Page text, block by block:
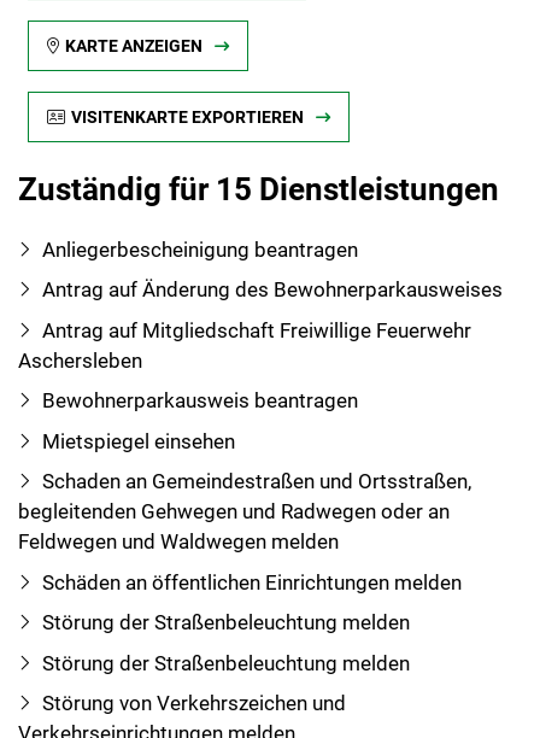
KARTE ANZEIGEN
VISITENKARTE EXPORTIEREN
Zuständig für 15 Dienstleistungen
Anliegerbescheinigung beantragen
Antrag auf Änderung des Bewohnerparkausweises
Antrag auf Mitgliedschaft Freiwillige Feuerwehr
Aschersleben
Bewohnerparkausweis beantragen
Mietspiegel einsehen
Schaden an Gemeindestraßen und Ortsstraßen,
begleitenden Gehwegen und Radwegen oder an
Feldwegen und Waldwegen melden
Schäden an öffentlichen Einrichtungen melden
Störung der Straßenbeleuchtung melden
Störung der Straßenbeleuchtung melden
Störung von Verkehrszeichen und